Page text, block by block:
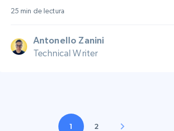
25 min de lectura
Antonello Zanini
Technical Writer
1 2